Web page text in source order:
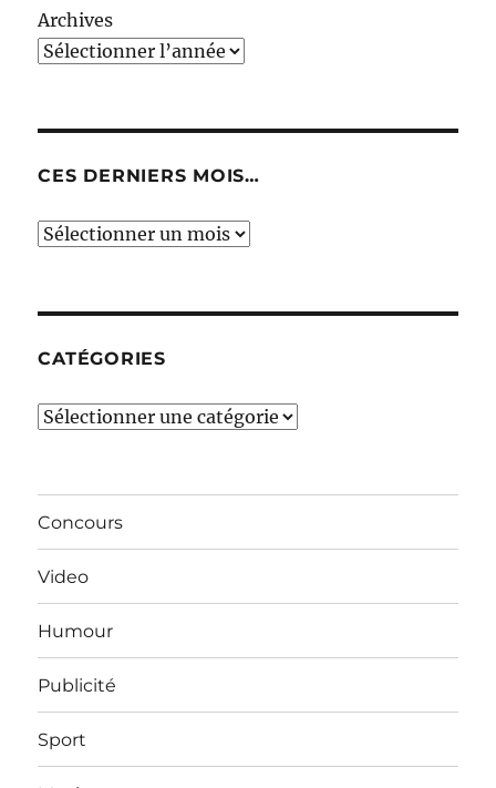
Archives
CES DERNIERS MOIS…
Ces
CATÉGORIES
Catégories
Concours
Video
Humour
Publicité
Sport